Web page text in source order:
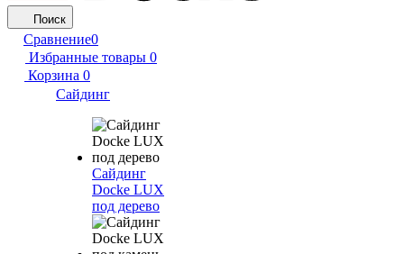
Поиск
Сравнение0
Избранные товары 0
Корзина 0
Сайдинг
Сайдинг
Docke LUX
под дерево